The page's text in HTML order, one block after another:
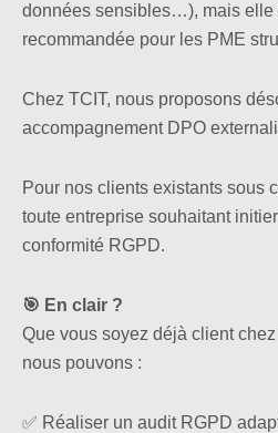
données sensibles…), mais elle
recommandée pour les PME
Chez TCIT, nous proposons
accompagnement DPO
Pour nos clients existants sous
toute entreprise souhaitant
conformité RGPD.
🎯 En clair ?
Que vous soyez déjà client
nous pouvons :
✅ Réaliser un audit RGPD